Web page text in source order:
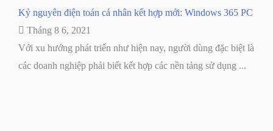
Kỷ nguyên điện toán cá nhân kết hợp mới: Windows 365 PC
Tháng 8 6, 2021
Với xu hướng phát triển như hiện nay, người dùng đặc biệt là
các doanh nghiệp phải biết kết hợp các nền tảng sử dụng ...